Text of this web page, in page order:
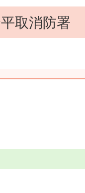
取消防署